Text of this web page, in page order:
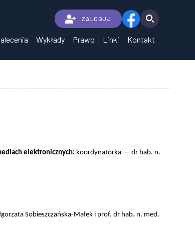
ZALOGUJ
Wykłady Prawo Linki Kontakt
elektronicznych: koordynatorka — dr hab. n.
Sobieszczańska-Małek i prof. dr hab. n. med.